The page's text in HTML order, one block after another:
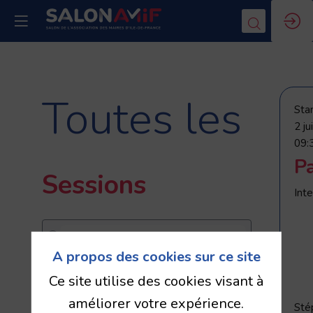
Toutes les
Sessions
DATES
2 juin 3 juin
2
A propos des cookies sur ce site
Ce site utilise des cookies visant à
améliorer votre expérience.